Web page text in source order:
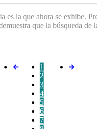
es la que ahora se exhibe.
que la búsqueda de
1
2
3
4
5
6
7